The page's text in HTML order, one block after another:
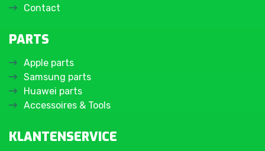
Contact
PARTS
Apple parts
Samsung parts
Huawei parts
Accessoires & Tools
KLANTENSERVICE